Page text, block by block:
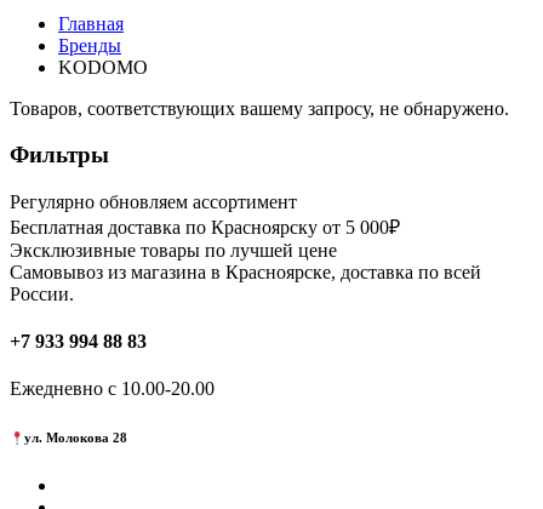
Главная
Бренды
KODOMO
Товаров, соответствующих вашему запросу, не обнаружено.
Фильтры
Регулярно обновляем ассортимент
Бесплатная доставка по Красноярску от 5 000₽
Эксклюзивные товары по лучшей цене
Самовывоз из магазина в Красноярске, доставка по всей
России.
+7 933 994 88 83
Ежедневно с 10.00-20.00
ул. Молокова 28